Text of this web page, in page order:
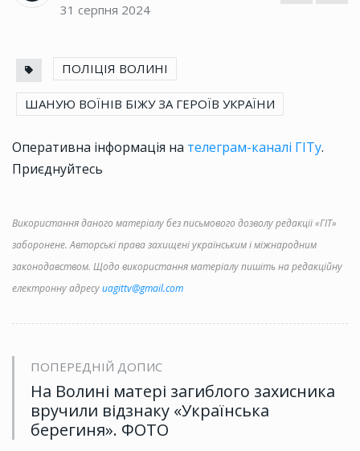
31 серпня 2024
ПОЛІЦІЯ ВОЛИНІ
ШАНУЮ ВОЇНІВ БІЖУ ЗА ГЕРОЇВ УКРАЇНИ
Оперативна інформація на телеграм-каналі ГІТу.
Приєднуйтесь
Використання даного матеріалу без письмового дозволу редакції «ГІТ»
заборонене. Авторські права захищені українським і міжнародним
законодавством. Щодо використання матеріалу пишіть на редакційну
електронну адресуuagittv@gmail.com
ПОПЕРЕДНІЙ ДОПИС
На Волині матері загиблого захисника
вручили відзнаку «Українська
берегиня». ФОТО